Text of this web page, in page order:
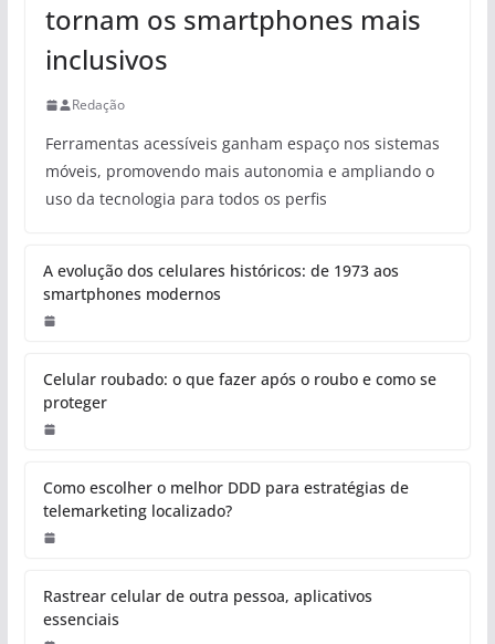
tornam os smartphones mais
inclusivos
Redação
Ferramentas acessíveis ganham espaço nos sistemas
móveis, promovendo mais autonomia e ampliando o
uso da tecnologia para todos os perfis
A evolução dos celulares históricos: de 1973 aos
smartphones modernos
Celular roubado: o que fazer após o roubo e como se
proteger
Como escolher o melhor DDD para estratégias de
telemarketing localizado?
Rastrear celular de outra pessoa, aplicativos
essenciais